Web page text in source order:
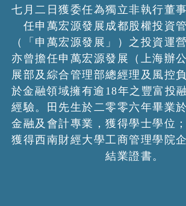
七月二日獲委任為獨立非執行董
任申萬宏源發展成都股權投資
（「申萬宏源發展」）之投資運
亦曾擔任申萬宏源發展（上海辦
展部及綜合管理部總經理及風控
於金融領域擁有逾18年之豐富投
經驗。田先生於二零零六年畢業
金融及會計專業，獲得學士學位
獲得西南財經大學工商管理學院
結業證書。